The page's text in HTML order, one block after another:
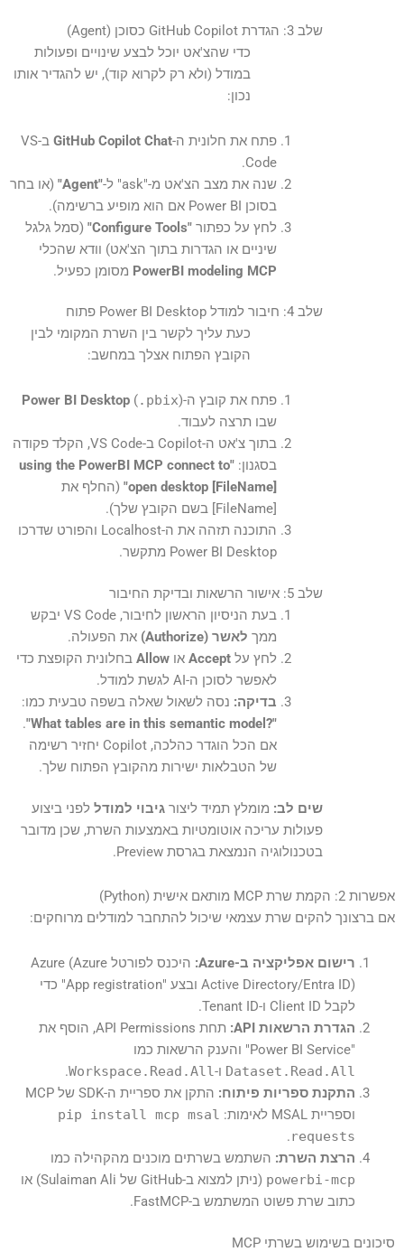
שלב 3: הגדרת GitHub Copilot כסוכן (Agent)
כדי שהצ'אט יוכל לבצע שינויים ופעולות
במודל (ולא רק לקרוא קוד), יש להגדיר אותו
נכון:
פתח את חלונית ה-GitHub Copilot Chat
ב-VS
Code.
שנה את מצב הצ'אט מ-"ask" ל-
"Agent"
(או בחר
בסוכן Power BI אם הוא מופיע ברשימה).
לחץ על כפתור"Configure Tools"
(סמל גלגל
שיניים או הגדרות בתוך הצ'אט) וודא שהכלי
PowerBI modeling MCP מסומן כפעיל.
שלב 4: חיבור למודל Power BI Desktop פתוח
כעת עליך לקשר בין השרת המקומי לבין
הקובץ הפתוח אצלך במחשב:
פתח את קובץ ה- Power BI Desktop(.pbix)
שבו תרצה לעבוד.
בתוך צ'אט ה-Copilot ב-VS Code, הקלד פקודה
בסגנון: "using the PowerBI MCP connect to
open desktop [FileName]" (החלף את
[FileName] בשם הקובץ שלך).
התוכנה תזהה את ה-Localhost והפורט שדרכו
Power BI Desktop מתקשר.
שלב 5: אישור הרשאות ובדיקת החיבור
בעת הניסיון הראשון לחיבור, VS Code יבקש
ממך לאשר (Authorize)
את הפעולה.
לחץ עלAccept אוAllow בחלונית הקופצת כדי
לאפשר לסוכן ה-AI לגשת למודל.
בדיקה: נסה לשאול שאלה בשפה טבעית כמו:
"?What tables are in this semantic model"
.
אם הכל הוגדר כהלכה, Copilot יחזיר רשימה
של הטבלאות ישירות מהקובץ הפתוח שלך.
שים לב: מומלץ תמיד ליצור גיבוי למודל לפני ביצוע
פעולות עריכה אוטומטיות באמצעות השרת, שכן מדובר
בטכנולוגיה הנמצאת בגרסת Preview.
אפשרות 2: הקמת שרת MCP מותאם אישית (Python)
אם ברצונך להקים שרת עצמאי שיכול להתחבר למודלים מרוחקים:
רישום אפליקציה ב-Azure:
היכנס לפורטל Azure (Azure
Active Directory/Entra ID) ובצע "App registration" כדי
לקבל Client ID ו-Tenant ID.
הגדרת הרשאות API:
תחת API Permissions, הוסף את
"Power BI Service" והענק הרשאות כמו
Dataset.Read.All ו-Workspace.Read.All
.
התקנת ספריות פיתוח:
התקן את ספריית ה-SDK של MCP
וספריית MSAL לאימות:
pip install mcp msal
requests
.
הרצת השרת: השתמש בשרתים מוכנים מהקהילה כמו
powerbi-mcp
(ניתן למצוא ב-GitHub של Sulaiman Ali) או
כתוב שרת פשוט המשתמש ב-FastMCP.
סיכונים בשימוש בשרתי MCP